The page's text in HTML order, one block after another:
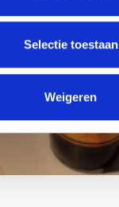
Selectie toestaan
Weigeren